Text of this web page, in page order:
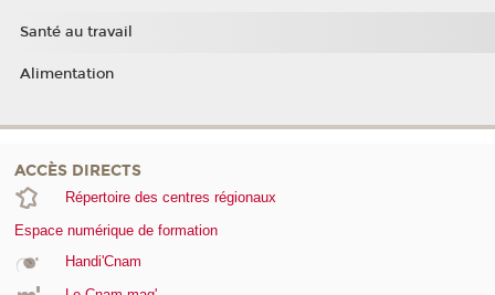
Santé au travail
Alimentation
ACCÈS DIRECTS
Répertoire des centres régionaux
Espace numérique de formation
Handi'Cnam